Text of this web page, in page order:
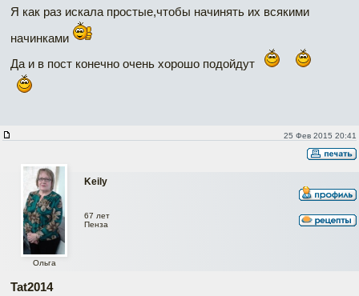
Я как раз искала простые,чтобы начинять их всякими
начинками
Да и в пост конечно очень хорошо подойдут
25 Фев 2015 20:41
Keily
Ольга
67 лет
Пенза
Tat2014